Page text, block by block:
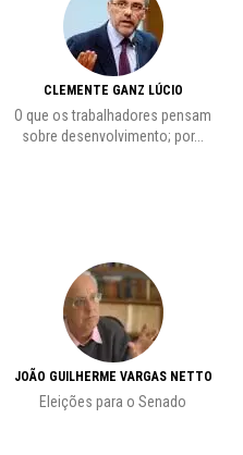
CLEMENTE GANZ LÚCIO
O que os trabalhadores pensam
sobre desenvolvimento; por...
JOÃO GUILHERME VARGAS NETTO
Eleições para o Senado